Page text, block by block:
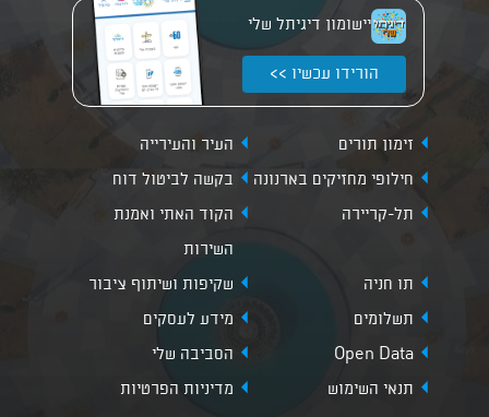
יישומון דיגיתל שלי
הורידו עכשיו >>
זימון תורים
העיר והעירייה
חילופי מחזיקים בארנונה
בקשה לביטול דוח
תל-קריירה
הקוד האתי ואמנת
השירות
תו חניה
שקיפות ושיתוף ציבור
תשלומים
מידע לעסקים
Open Data
הסביבה שלי
תנאי השימוש
מדיניות הפרטיות